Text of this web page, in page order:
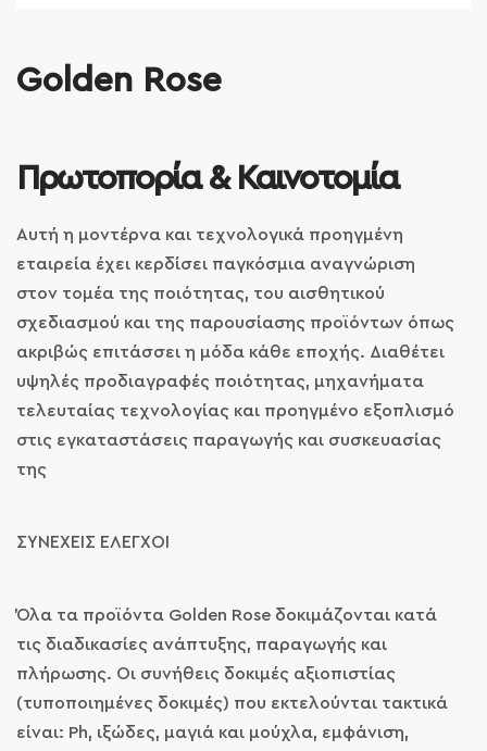
Golden Rose
Πρωτοπορία & Καινοτομία
Αυτή η μοντέρνα και τεχνολογικά προηγμένη
εταιρεία έχει κερδίσει παγκόσμια αναγνώριση
στον τομέα της ποιότητας, του αισθητικού
σχεδιασμού και της παρουσίασης προϊόντων όπως
ακριβώς επιτάσσει η μόδα κάθε εποχής. Διαθέτει
υψηλές προδιαγραφές ποιότητας, μηχανήματα
τελευταίας τεχνολογίας και προηγμένο εξοπλισμό
στις εγκαταστάσεις παραγωγής και συσκευασίας
της
ΣΥΝΕΧΕΙΣ ΕΛΕΓΧΟΙ
Όλα τα προϊόντα Golden Rose δοκιμάζονται κατά
τις διαδικασίες ανάπτυξης, παραγωγής και
πλήρωσης. Οι συνήθεις δοκιμές αξιοπιστίας
(τυποποιημένες δοκιμές) που εκτελούνται τακτικά
είναι: Ph, ιξώδες, μαγιά και μούχλα, εμφάνιση,